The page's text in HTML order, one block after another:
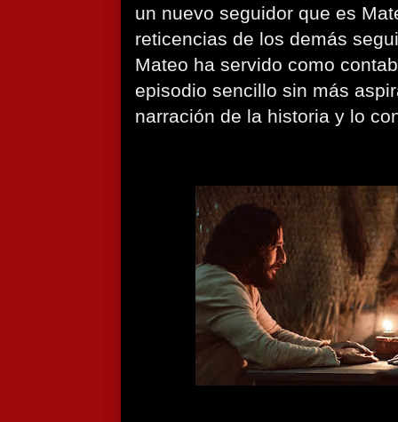
un nuevo seguidor que es
reticencias de los demás
Mateo ha servido como
episodio sencillo sin más
narración de la historia y lo